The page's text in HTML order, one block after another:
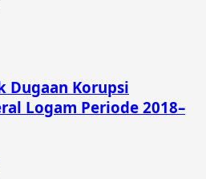
Dugaan Korupsi
Logam Periode 2018–